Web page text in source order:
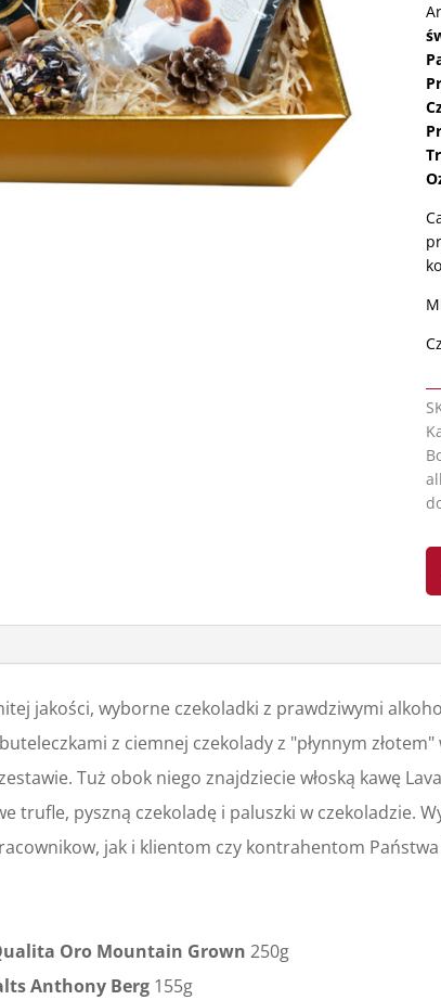
jakości, wyborne czekoladki z prawdziwymi
z ciemnej czekolady z "płynnym
Tuż obok niego znajdziecie włoską kawę
trufle, pyszną czekoladę i paluszki w czekoladzie.
jak i klientom czy kontrahentom
Oro Mountain Grown 250g
Anthony Berg 155g